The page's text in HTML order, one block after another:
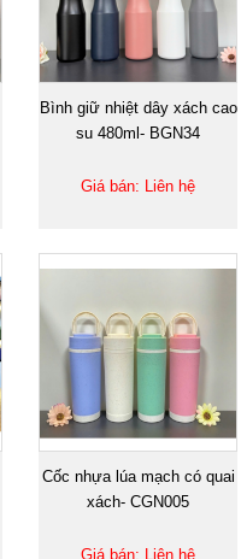
Bình giữ nhiệt dây xách cao
su 480ml- BGN34
Giá bán: Liên hệ
Cốc nhựa lúa mạch có quai
xách- CGN005
Giá bán: Liên hệ